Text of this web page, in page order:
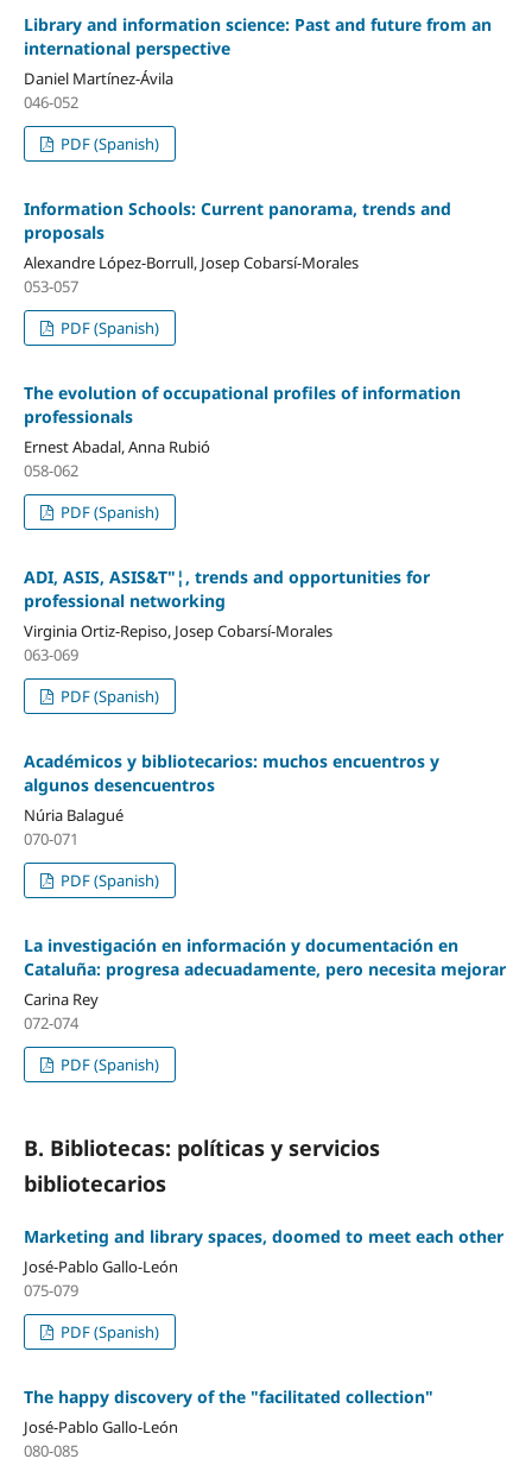
Library and information science: Past and future from an
international perspective
Daniel Martí­nez-Ávila
046-052
PDF (Spanish)
Information Schools: Current panorama, trends and
proposals
Alexandre López-Borrull, Josep Cobarsí­-Morales
053-057
PDF (Spanish)
The evolution of occupational profiles of information
professionals
Ernest Abadal, Anna Rubió
058-062
PDF (Spanish)
ADI, ASIS, ASIS&T"¦, trends and opportunities for
professional networking
Virginia Ortiz-Repiso, Josep Cobarsí­-Morales
063-069
PDF (Spanish)
Académicos y bibliotecarios: muchos encuentros y
algunos desencuentros
Núria Balagué
070-071
PDF (Spanish)
La investigación en información y documentación en
Cataluña: progresa adecuadamente, pero necesita mejorar
Carina Rey
072-074
PDF (Spanish)
B. Bibliotecas: polí­ticas y servicios
bibliotecarios
Marketing and library spaces, doomed to meet each other
José-Pablo Gallo-León
075-079
PDF (Spanish)
The happy discovery of the "facilitated collection"
José-Pablo Gallo-León
080-085